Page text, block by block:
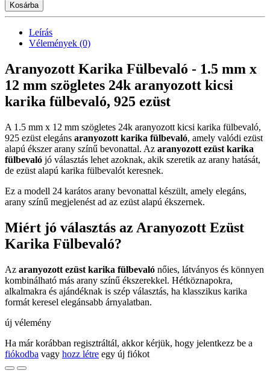
Kosárba
Leírás
Vélemények (0)
Aranyozott Karika Fülbevaló - 1.5 mm x
12 mm szögletes 24k aranyozott kicsi
karika fülbevaló, 925 ezüst
A 1.5 mm x 12 mm szögletes 24k aranyozott kicsi karika fülbevaló,
925 ezüst elegáns aranyozott karika fülbevaló, amely valódi ezüst
alapú ékszer arany színű bevonattal. Az aranyozott ezüst karika
fülbevaló jó választás lehet azoknak, akik szeretik az arany hatását,
de ezüst alapú karika fülbevalót keresnek.
Ez a modell 24 karátos arany bevonattal készült, amely elegáns,
arany színű megjelenést ad az ezüst alapú ékszernek.
Miért jó választás az Aranyozott Ezüst
Karika Fülbevaló?
Az aranyozott ezüst karika fülbevaló nőies, látványos és könnyen
kombinálható más arany színű ékszerekkel. Hétköznapokra,
alkalmakra és ajándéknak is szép választás, ha klasszikus karika
formát keresel elegánsabb árnyalatban.
új vélemény
Ha már korábban regisztráltál, akkor kérjük, hogy jelentkezz be a
fiókodba vagy hozz létre egy új fiókot